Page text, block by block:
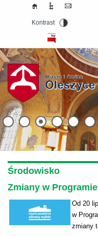
Kontrast
Środowisko
Zmiany w
Od 20
w
zmiany